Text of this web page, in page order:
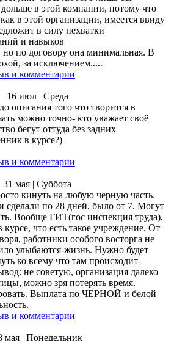
в этой компании, потому что
в этой организации, имеется ввиду
в силу нехватки
и навыков
но по договору она минимальная. В
за исключением.....
и комментарии
16 июл | Среда
описания того что творится в
можно точно- кто уважает своё
бегут оттуда без задних
в курсе?)
и комментарии
31 мая | Суббота
кинуть на любую черную часть.
сделали по 28 дней, было от 7. Могут
Вообще ГИТ(гос инспекция труда),
что есть такое учреждение. От
работники особого восторга не
улыбаются-жизнь. Нужно будет
ко всему что там происходит-
не советую, организация далеко
можно зря потерять время.
Выплата по ЧЕРНОЙ и белой
и комментарии
мая | Понедельник